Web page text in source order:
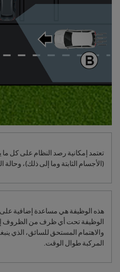
تعتمد إمكانية رصد النظام على كل ما
(الأجسام الثابتة وما إلى ذلك)، وحالة
هذه الوظيفة هي مساعدة إضافية على
الوظيفة تحت أي ظرف من الظروف
والاهتمام المستحق للسائق، الذي
المركبة طوال الوقت.